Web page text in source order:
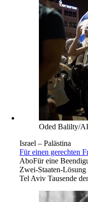
Oded Balilty/
Israel – Palästina
Für einen gerechten
AboFür eine
Zwei-Staaten-Lösung
Tel Aviv Tausende